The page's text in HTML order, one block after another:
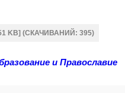
KB] (CКАЧИВАНИЙ: 395)
и Православие